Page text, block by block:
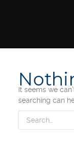
It seems we
searching can